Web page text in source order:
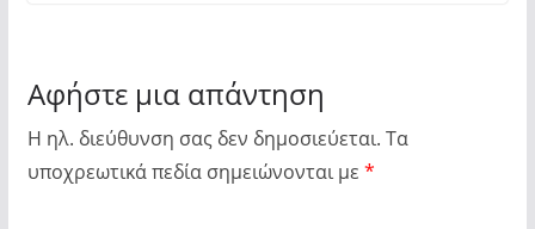
Αφήστε μια απάντηση
Η ηλ. διεύθυνση σας δεν δημοσιεύεται. Τα
υποχρεωτικά πεδία σημειώνονται με *